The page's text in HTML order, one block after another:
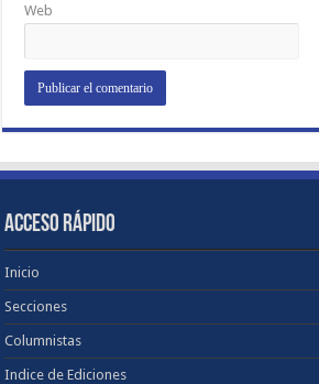
Web
ACCESO RÁPIDO
Inicio
Secciones
Columnistas
Indice de Ediciones